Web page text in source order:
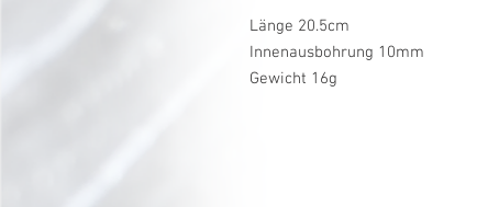
Länge 20.5cm
Innenausbohrung 10mm
Gewicht 16g